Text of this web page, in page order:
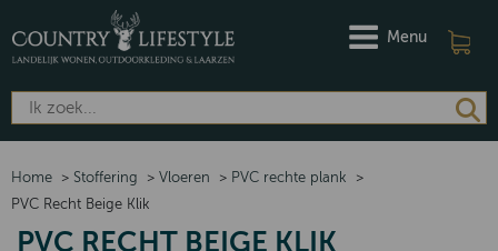
Menu
Home > Stoffering > Vloeren > PVC rechte plank
>
PVC Recht Beige Klik
PVC RECHT BEIGE KLIK